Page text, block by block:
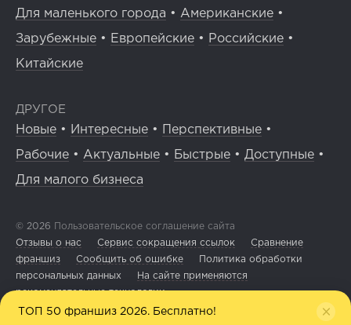
Для маленького города • Американские •
Зарубежные • Европейские • Российские •
Китайские
ДРУГОЕ
Новые • Интересные • Перспективные •
Рабочие • Актуальные • Быстрые • Доступные •
Для малого бизнеса
© 2026 Пользовательское соглашение сайта
Отзывы о нас
Сервис сокращения ссылок
Сравнение
франшиз
Сообщить об ошибке
Политика обработки
персональных данных
На сайте применяются
рекомендательные технологии
ТОП 50 франшиз 2026. Бесплатно!